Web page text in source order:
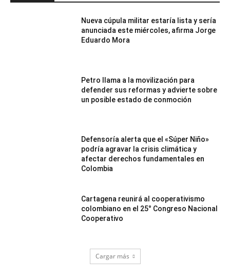
Nueva cúpula militar estaría lista y sería
anunciada este miércoles, afirma Jorge
Eduardo Mora
Petro llama a la movilización para
defender sus reformas y advierte sobre
un posible estado de conmoción
Defensoría alerta que el «Súper Niño»
podría agravar la crisis climática y
afectar derechos fundamentales en
Colombia
Cartagena reunirá al cooperativismo
colombiano en el 25° Congreso Nacional
Cooperativo
Cargar más